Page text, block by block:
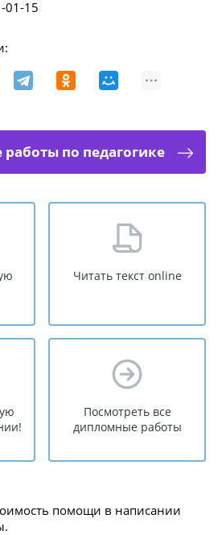
01-15
по педагогике
Читать текст online
Посмотреть все
дипломные работы
помощи в написании